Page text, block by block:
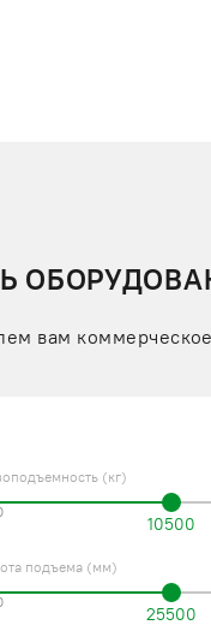
вам
(кг)
10500
подъема (мм)
25500